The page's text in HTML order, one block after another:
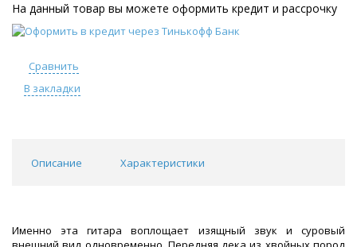
На данный товар вы можете оформить кредит и рассрочку
Сравнить
В закладки
Описание Характеристики
Именно эта гитара воплощает изящный звук и суровый